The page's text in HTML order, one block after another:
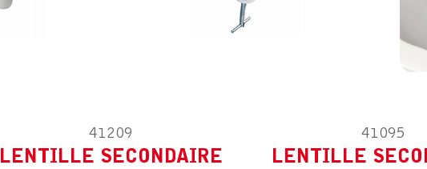
41209
LENTILLE SECONDAIRE
41095
LENTILLE